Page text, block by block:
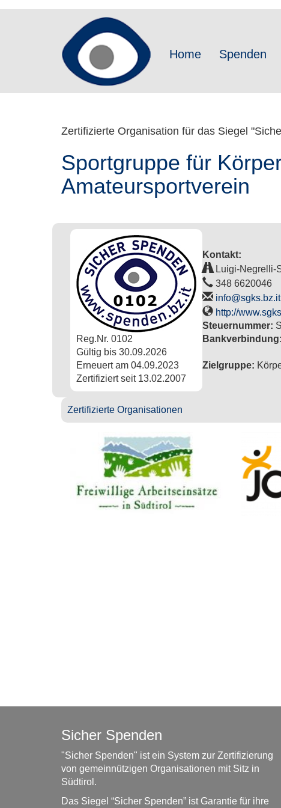
Home Spenden
Zertifizierte Organisation für das Siegel
Sportgruppe für
Amateursportverein
Reg.Nr. 0102
Gültig bis 30.09.2026
Erneuert am 04.09.2023
Zertifiziert seit13.02.2007
Kontakt:
Luigi-Negrelli-
348 6620046
info@sgks.bz.it
http://
Steuernummer:
Bankverbindung:
Zielgruppe:
Zertifizierte Organisationen
Sicher Spenden
"Sicher Spenden" ist ein System zur Zertifizierung
von gemeinnützigen Organisationen mit Sitz in
Südtirol.
Das Siegel “Sicher Spenden” ist Garantie für ihre